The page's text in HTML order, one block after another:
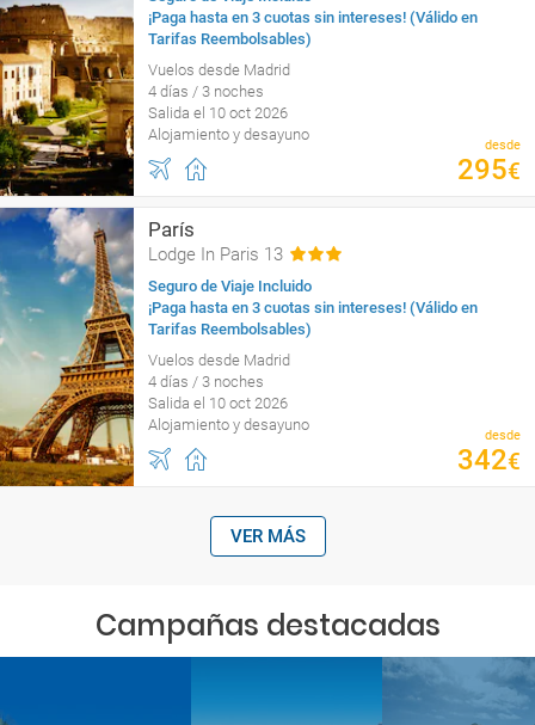
¡Paga hasta en 3 cuotas sin intereses! (Válido en
Tarifas Reembolsables)
Vuelos desde Madrid
4 días / 3 noches
Salida el 10 oct 2026
Alojamiento y desayuno
desde
295€
París
Lodge In Paris 13
Seguro de Viaje Incluido
¡Paga hasta en 3 cuotas sin intereses! (Válido en
Tarifas Reembolsables)
Vuelos desde Madrid
4 días / 3 noches
Salida el 10 oct 2026
Alojamiento y desayuno
desde
342€
VER MÁS
Campañas destacadas